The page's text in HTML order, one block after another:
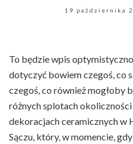
19 października
To będzie wpis
dotyczyć bowiem czegoś, co
czegoś, co również mogłoby
różnych splotach
dekoracjach ceramicznych w
Sączu, który, w momencie,